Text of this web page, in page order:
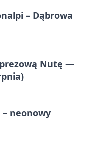
– Dąbrowa
Nutę —
– neonowy